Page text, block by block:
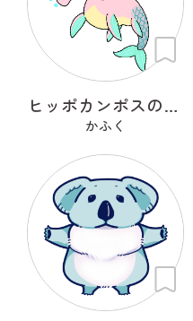
ヒッポカンポスのケルプ
かふく